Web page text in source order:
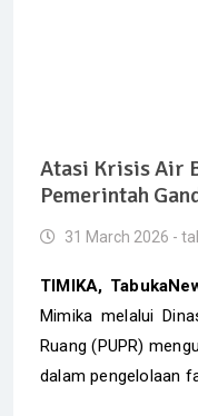
Atasi Krisis Air
Pemerintah
31 March 2026 -
TIMIKA,
Mimika melalui
Ruang (PUPR)
dalam pengelolaan